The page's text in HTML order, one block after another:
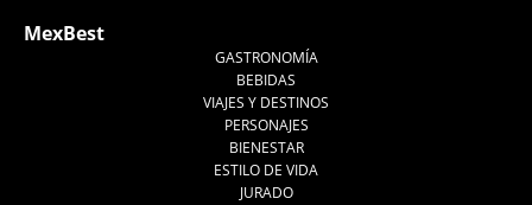
MexBest
GASTRONOMÍA
BEBIDAS
VIAJES Y DESTINOS
PERSONAJES
BIENESTAR
ESTILO DE VIDA
JURADO